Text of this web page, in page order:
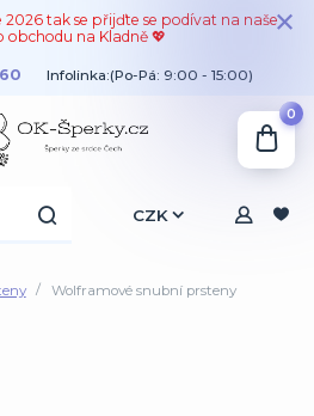
2026 tak se přijďte se podívat na naše
obchodu na Kladně 💖
CZK
Infolinka:(Po-Pá: 9:00 - 15:00)
0
Wolframové snubní prsteny